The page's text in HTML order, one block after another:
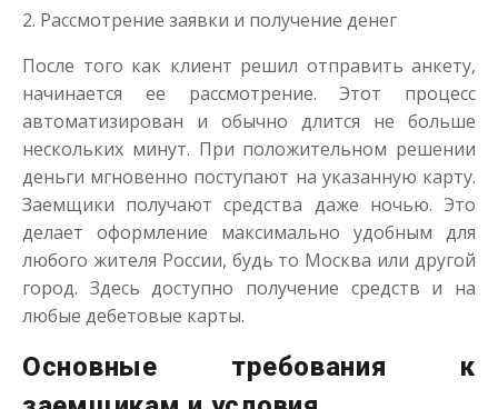
2. Рассмотрение заявки и получение денег
После того как клиент решил отправить анкету,
начинается ее рассмотрение. Этот процесс
автоматизирован и обычно длится не больше
нескольких минут. При положительном решении
деньги мгновенно поступают на указанную карту.
Заемщики получают средства даже ночью. Это
делает оформление максимально удобным для
любого жителя России, будь то Москва или другой
город. Здесь доступно получение средств и на
любые дебетовые карты.
Основные требования к